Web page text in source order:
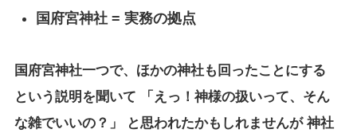
国府宮神社 = 実務の拠点
国府宮神社一つで、ほかの神社も回ったことにする
という説明を聞いて 「えっ！神様の扱いって、そん
な雑でいいの？」 と思われたかもしれませんが 神社